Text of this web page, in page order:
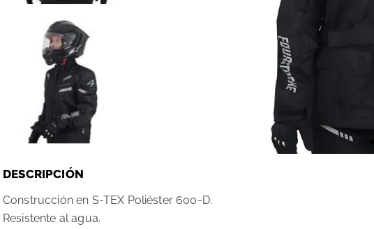
Construcción en S-TEX Poliéster 600-D.
Resistente al agua.